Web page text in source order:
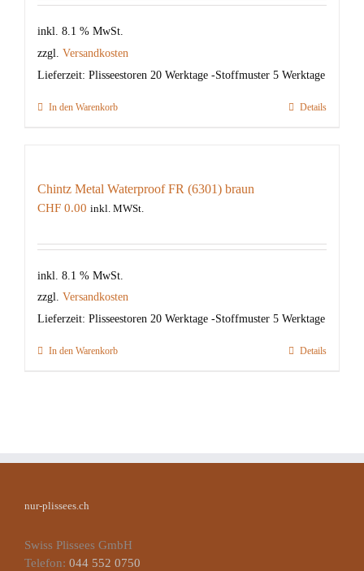
inkl. 8.1 % MwSt.
zzgl. Versandkosten
Lieferzeit: Plisseestoren 20 Werktage -Stoffmuster 5 Werktage
In den Warenkorb Details
Chintz Metal Waterproof FR (6301) braun
CHF 0.00 inkl. MWSt.
inkl. 8.1 % MwSt.
zzgl. Versandkosten
Lieferzeit: Plisseestoren 20 Werktage -Stoffmuster 5 Werktage
In den Warenkorb Details
nur-plissees.ch
Swiss Plissees GmbH
Telefon: 044 552 0750